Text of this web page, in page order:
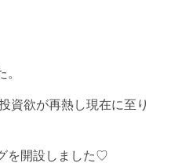
資欲が再熱し現在に至り
を開設しました♡